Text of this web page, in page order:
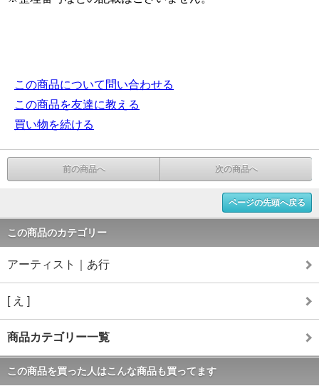
この商品について問い合わせる
この商品を友達に教える
買い物を続ける
前の商品へ 次の商品へ
ページの先頭へ戻る
この商品のカテゴリー
アーティスト｜あ行
[ え ]
商品カテゴリー一覧
この商品を買った人はこんな商品も買ってます